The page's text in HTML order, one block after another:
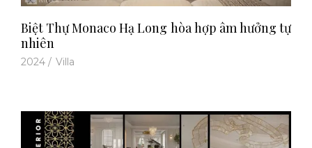
Biệt Thự Monaco Hạ Long hòa hợp âm hưởng tự
nhiên
2024 / Villa